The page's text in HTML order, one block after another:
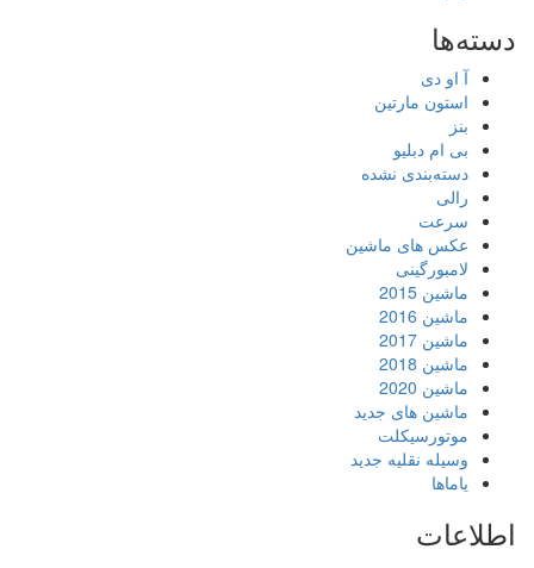
دسته‌ها
آ او دی
استون مارتین
بنز
بی ام دبلیو
دسته‌بندی نشده
رالی
سرعت
عکس های ماشین
لامبورگینی
ماشین 2015
ماشین 2016
ماشین 2017
ماشین 2018
ماشین 2020
ماشین های جدید
موتورسیکلت
وسیله نقلیه جدید
یاماها
اطلاعات